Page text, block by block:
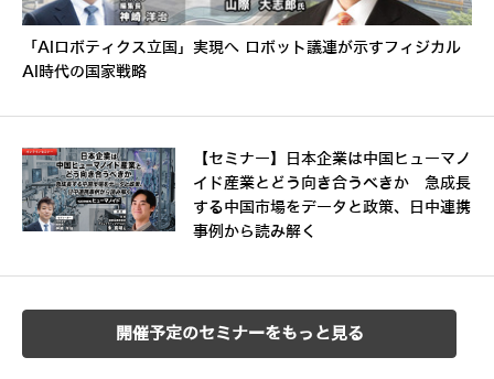
「AIロボティクス立国」実現へ ロボット議連が示すフィジカル
AI時代の国家戦略
【セミナー】日本企業は中国ヒューマノ
イド産業とどう向き合うべきか 急成長
する中国市場をデータと政策、日中連携
事例から読み解く
開催予定のセミナーをもっと見る